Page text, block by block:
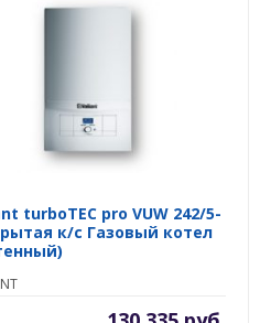
turboTEC pro VUW 242/5-
к/с Газовый котел